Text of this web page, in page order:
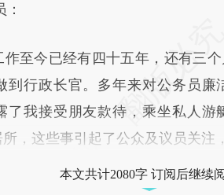
今已经有四十五年，还有三个
到行政长官。多年来对公务员廉
了我接受朋友款待，乘坐私人游
，这些事引起了公众及议员关注
本文共计2080字 订阅后继续